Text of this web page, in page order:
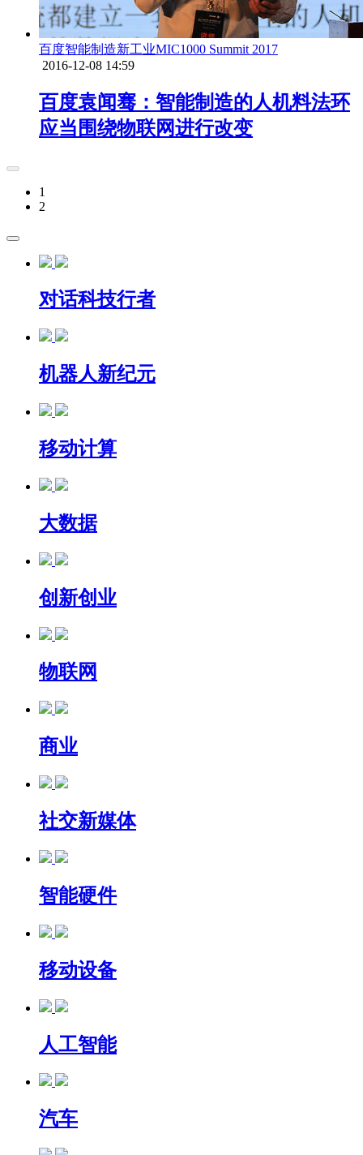
百度智能制造新工业MIC1000 Summit 2017
2016-12-08 14:59
百度袁闻骞：智能制造的人机料法环
应当围绕物联网进行改变
1
2
对话科技行者
机器人新纪元
移动计算
大数据
创新创业
物联网
商业
社交新媒体
智能硬件
移动设备
人工智能
汽车